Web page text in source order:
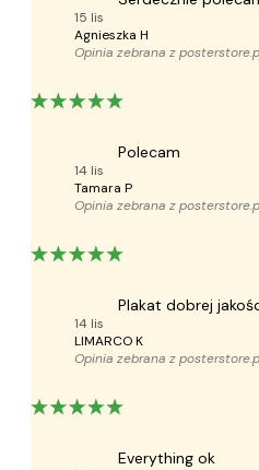
15 lis
Agnieszka H
Opinia zebrana z
Polecam
14 lis
Tamara P
Opinia zebrana z
Plakat dobrej
14 lis
LIMARCO K
Opinia zebrana z
Everything ok